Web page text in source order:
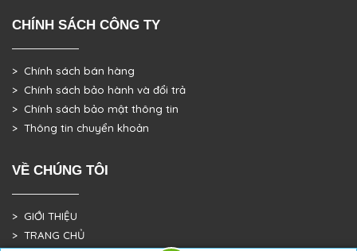
CHÍNH SÁCH CÔNG TY
> Chính sách bán hàng
> Chính sách bảo hành và đổi trả
> Chính sách bảo mật thông tin
> Thông tin chuyển khoản
VỀ CHÚNG TÔI
> GIỚI THIỆU
> TRANG CHỦ